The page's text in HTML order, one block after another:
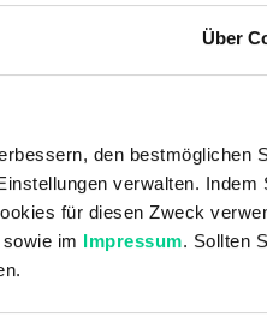
Über
den bestmöglichen
verwalten. Indem
für diesen Zweck
sowie im Impressum. Sollten